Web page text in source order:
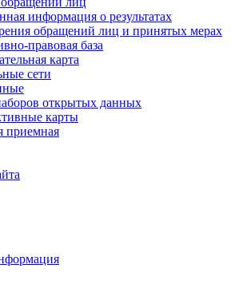
информация о результатах
обращений лиц и принятых мерах
правовая база
карта
сети
открытых данных
карты
приемная